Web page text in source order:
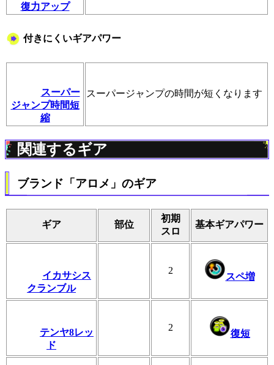
復力アップ
付きにくいギアパワー
スーパー
ジャンプ時間短
縮
スーパージャンプの時間が短くなります
関連するギア
ブランド「アロメ」のギア
ギア 部位
初期
スロ
基本ギアパワー
イカサシス
クランブル
2
スペ増
テンヤ8レッ
ド
2
復短